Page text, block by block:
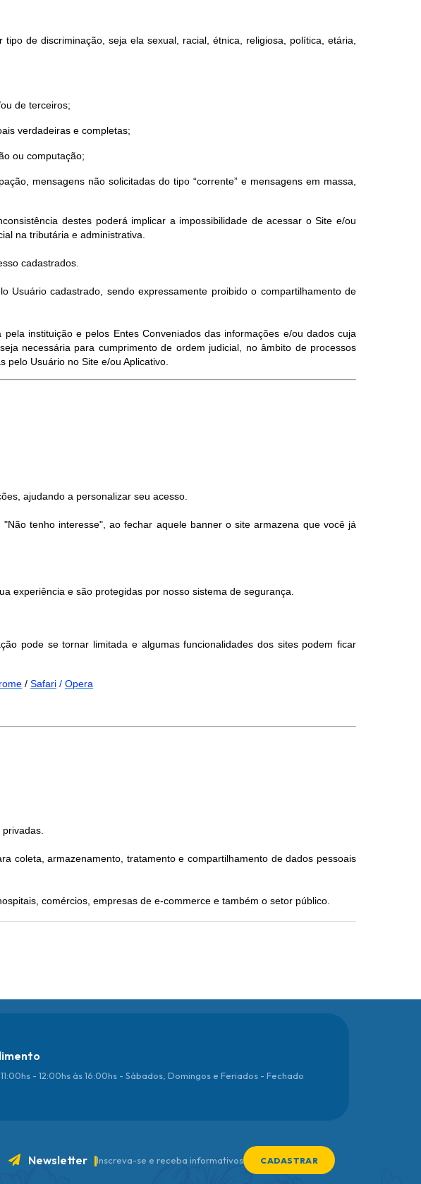
de discriminação, seja ela sexual, racial, étnica, religiosa, política, etária,
de terceiros;
verdadeiras e completas;
ou computação;
mensagens não solicitadas do tipo “corrente” e mensagens em massa,
destes poderá implicar a impossibilidade de acessar o Site e/ou
na tributária e administrativa.
cadastrados.
cadastrado, sendo expressamente proibido o compartilhamento de
instituição e pelos Entes Conveniados das informações e/ou dados cuja
necessária para cumprimento de ordem judicial, no âmbito de processos
pelo Usuário no Site e/ou Aplicativo.
ajudando a personalizar seu acesso.
tenho interesse", ao fechar aquele banner o site armazena que você já
experiência e são protegidas por nosso sistema de segurança.
pode se tornar limitada e algumas funcionalidades dos sites podem ficar
/ Safari / Opera
coleta, armazenamento, tratamento e compartilhamento de dados pessoais
comércios, empresas de e-commerce e também o setor público.
Newsletter Inscreva-se e receba informativos CADASTRAR
- 12:00hs às 16:00hs - Sábados, Domingos e Feriados - Fechado